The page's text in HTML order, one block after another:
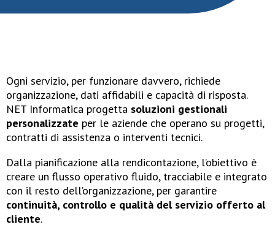
Ogni servizio, per funzionare davvero, richiede
organizzazione, dati affidabili e capacità di risposta.
NET Informatica progetta soluzioni gestionali
personalizzate per le aziende che operano su progetti,
contratti di assistenza o interventi tecnici.
Dalla pianificazione alla rendicontazione, l’obiettivo è
creare un flusso operativo fluido, tracciabile e integrato
con il resto dell’organizzazione, per garantire
continuità, controllo e qualità del servizio offerto al
cliente.